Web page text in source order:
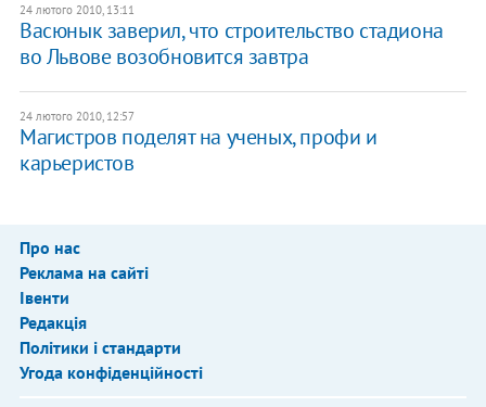
24 лютого 2010, 13:11
Васюнык заверил, что строительство стадиона
во Львове возобновится завтра
24 лютого 2010, 12:57
Магистров поделят на ученых, профи и
карьеристов
Про нас
Реклама на сайті
Івенти
Редакція
Політики і стандарти
Угода конфіденційності